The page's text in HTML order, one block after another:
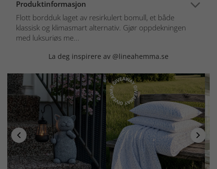
Produktinformasjon
Flott bordduk laget av resirkulert bomull, et både
klassisk og klimasmart alternativ. Gjør oppdekningen
med luksuriøs me...
La deg inspirere av @lineahemma.se